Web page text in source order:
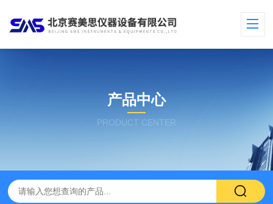
产品中心
PRODUCT CENTER